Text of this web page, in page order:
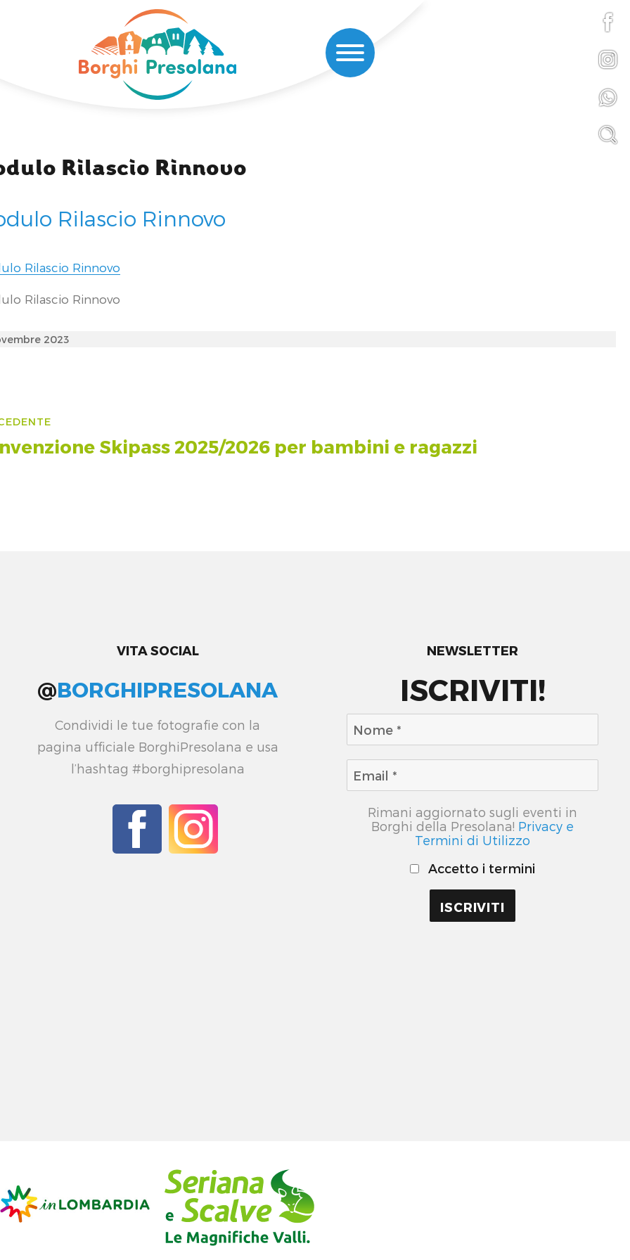
Rilascio Rinnovo
Rilascio Rinnovo
Rilascio Rinnovo
Rilascio Rinnovo
2023
Skipass 2025/2026 per bambini e ragazzi
VITA SOCIAL
@BORGHIPRESOLANA
Condividi le tue fotografie con la
pagina ufficiale BorghiPresolana e usa
l’hashtag #borghipresolana
NEWSLETTER
ISCRIVITI!
Rimani aggiornato sugli eventi in
Borghi della Presolana! Privacy e
Termini di Utilizzo
Accetto i termini